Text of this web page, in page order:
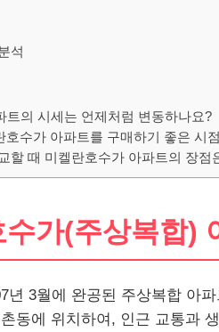
석
트의 시세는 언제처럼 변동하나요?
호수가 아파트를 구매하기 좋은 시
할 때 미켈란호수가 아파트의 장점
가(주상복합)
년 3월에 완공된 주상복합 아
동에 위치하여, 인근 교통과